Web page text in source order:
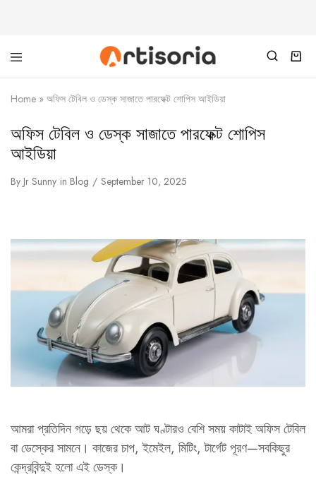
Home » অফিস টেবিল ও ডেস্ক সাজাতে পারফেক্ট শোপিস আইডিয়া
অফিস টেবিল ও ডেস্ক সাজাতে পারফেক্ট শোপিস
আইডিয়া
By Jr Sunny in Blog September 10, 2025
আমরা প্রতিদিন গড়ে ছয় থেকে আট ঘণ্টারও বেশি সময় কাটাই অফিস টেবিল
বা ডেস্কের সামনে। কাজের চাপ, ইমেইল, মিটিং, টার্গেট পূরণ—সবকিছুর
কেন্দ্রবিন্দুই হলো এই ডেস্ক।